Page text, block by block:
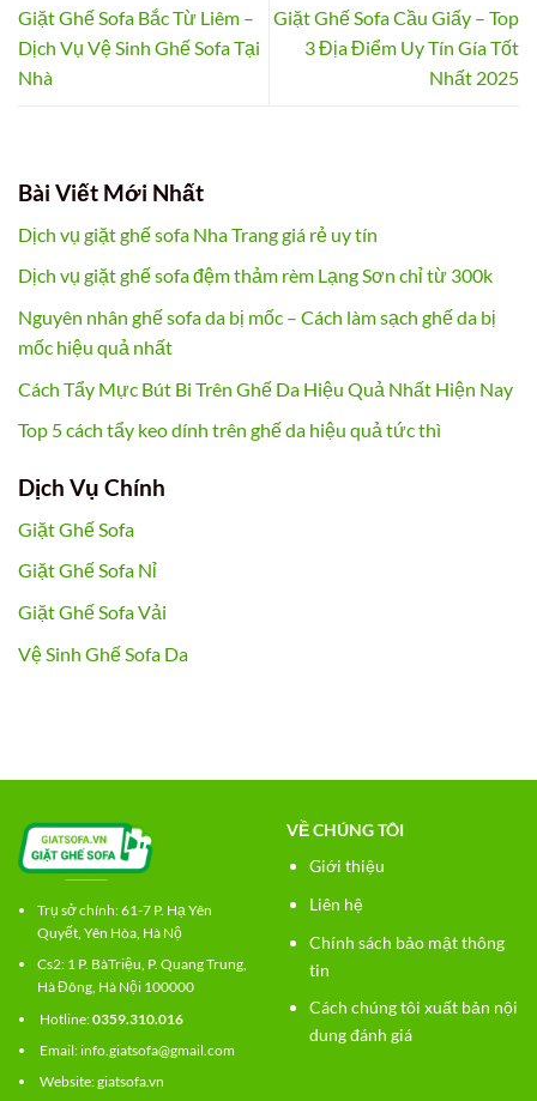
Giặt Ghế Sofa Bắc Từ Liêm –
Dịch Vụ Vệ Sinh Ghế Sofa Tại
Nhà
Giặt Ghế Sofa Cầu Giấy – Top
3 Địa Điểm Uy Tín Gía Tốt
Nhất 2025
Bài Viết Mới Nhất
Dịch vụ giặt ghế sofa Nha Trang giá rẻ uy tín
Dịch vụ giặt ghế sofa đệm thảm rèm Lạng Sơn chỉ từ 300k
Nguyên nhân ghế sofa da bị mốc – Cách làm sạch ghế da bị
mốc hiệu quả nhất
Cách Tẩy Mực Bút Bi Trên Ghế Da Hiệu Quả Nhất Hiện Nay
Top 5 cách tẩy keo dính trên ghế da hiệu quả tức thì
Dịch Vụ Chính
Giặt Ghế Sofa
Giặt Ghế Sofa Nỉ
Giặt Ghế Sofa Vải
Vệ Sinh Ghế Sofa Da
Trụ sở chính: 61-7 P. Hạ Yên
Quyết, Yên Hòa, Hà Nộ
Cs2: 1 P. BàTriệu, P. Quang Trung,
Hà Đông, Hà Nội 100000
Hotline:0359.310.016
Email: info.giatsofa@gmail.com
Website:giatsofa.vn
VỀ CHÚNG TÔI
Giới thiệu
Liên hệ
Chính sách bảo mật thông
tin
Cách chúng tôi xuất bản nội
dung đánh giá